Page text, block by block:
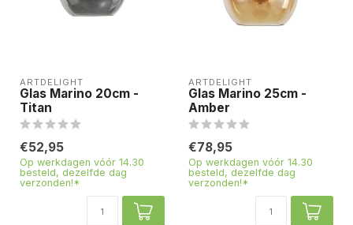
ARTDELIGHT
Glas Marino 20cm -
Titan
€52,95
Op werkdagen vóór 14.30
besteld, dezelfde dag
verzonden!*
ARTDELIGHT
Glas Marino 25cm -
Amber
€78,95
Op werkdagen vóór 14.30
besteld, dezelfde dag
verzonden!*